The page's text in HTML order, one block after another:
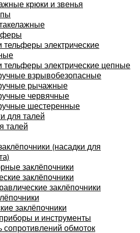
крюки и звенья
тельферы электрические
тельферы электрические цепные
взрывобезопасные
рычажные
червячные
шестеренные
для талей
талей
(насадки для
заклёпочники
заклёпочники
заклёпочники
заклёпочники
и инструменты
сопротивлений обмоток